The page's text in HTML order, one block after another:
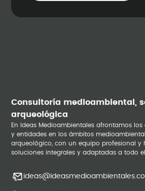
Consultoría medioambiental,
arqueológica
En Ideas Medioambientales afrontamos los
y entidades en los ámbitos
arqueológico, con un equipo profesional y
soluciones integrales y adaptadas a todo el